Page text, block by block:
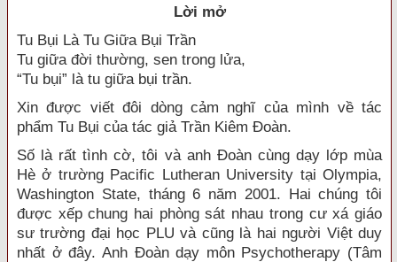
Lời mở
Tu Bụi Là Tu Giữa Bụi Trần
Tu giữa đời thường, sen trong lửa,
“Tu bụi” là tu giữa bụi trần.
Xin được viết đôi dòng cảm nghĩ của mình về tác
phẩm Tu Bụi của tác giả Trần Kiêm Đoàn.
Số là rất tình cờ, tôi và anh Đoàn cùng dạy lớp mùa
Hè ở trường Pacific Lutheran University tại Olympia,
Washington State, tháng 6 năm 2001. Hai chúng tôi
được xếp chung hai phòng sát nhau trong cư xá giáo
sư trường đại học PLU và cũng là hai người Việt duy
nhất ở đây. Anh Đoàn dạy môn Psychotherapy (Tâm